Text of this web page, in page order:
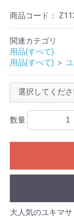
商品コード：
関連カテゴリ
用品(すべて)
用品(すべて) ＞
数量
大人気のユキマ